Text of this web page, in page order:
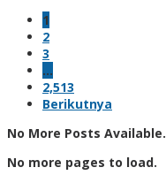
1
2
3
…
2,513
Berikutnya
No More Posts Available.
No more pages to load.